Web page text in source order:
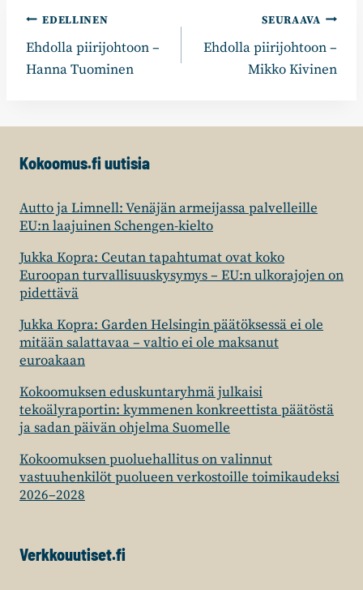
Artikkelien
selaus
EDELLINEN
Ehdolla piirijohtoon –
Hanna Tuominen
SEURAAVA
Ehdolla piirijohtoon –
Mikko Kivinen
Kokoomus.fi uutisia
Autto ja Limnell: Venäjän armeijassa palvelleille
EU:n laajuinen Schengen-kielto
Jukka Kopra: Ceutan tapahtumat ovat koko
Euroopan turvallisuuskysymys – EU:n ulkorajojen on
pidettävä
Jukka Kopra: Garden Helsingin päätöksessä ei ole
mitään salattavaa – valtio ei ole maksanut
euroakaan
Kokoomuksen eduskuntaryhmä julkaisi
tekoälyraportin: kymmenen konkreettista päätöstä
ja sadan päivän ohjelma Suomelle
Kokoomuksen puoluehallitus on valinnut
vastuuhenkilöt puolueen verkostoille toimikaudeksi
2026–2028
Verkkouutiset.fi